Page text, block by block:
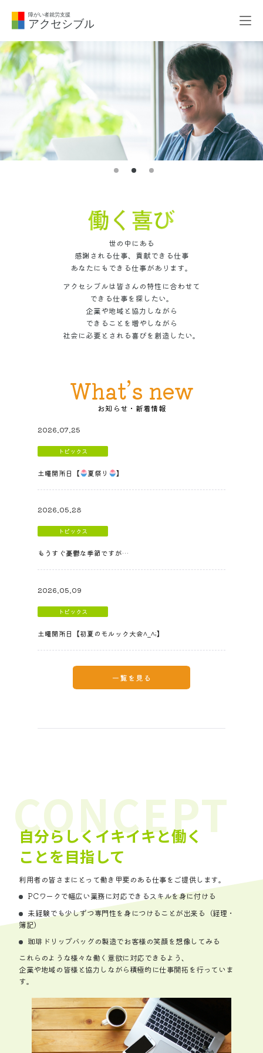
世の中にある
感謝される仕事、貢献できる仕事
あなたにもできる仕事があります。
アクセシブルは皆さんの特性に合わせて
できる仕事を探したい。
企業や地域と協力しながら
できることを増やしながら
社会に必要とされる喜びを創造したい。
What’s new
2026.07.25
トピックス
土曜開所日【 夏祭り 】
2026.05.28
トピックス
もうすぐ憂鬱な季節ですが…
2026.05.09
トピックス
土曜開所日【初夏のモルック大会^_^;】
自分らしくイキイキと働く
ことを目指して
利用者の皆さまにとって働き甲斐のある仕事をご提供します。
PCワークで幅広い業務に対応できるスキルを身に付ける
未経験でも少しずつ専門性を身につけることが出来る（経理・
簿記）
珈琲ドリップバッグの製造でお客様の笑顔を想像してみる
これらのような様々な働く意欲に対応できるよう、
企業や地域の皆様と協力しながら積極的に仕事開拓を行っていま
す。